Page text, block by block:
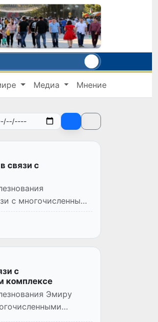
Медиа Мнение
связи с
с многочисленными
с
комплексе
Эмиру